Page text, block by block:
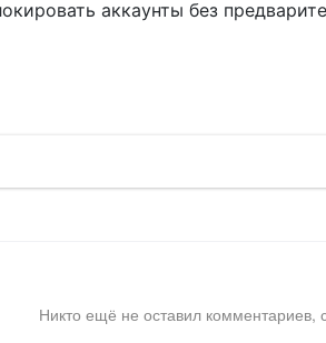
аккаунты без
Никто ещё не оставил комментариев,